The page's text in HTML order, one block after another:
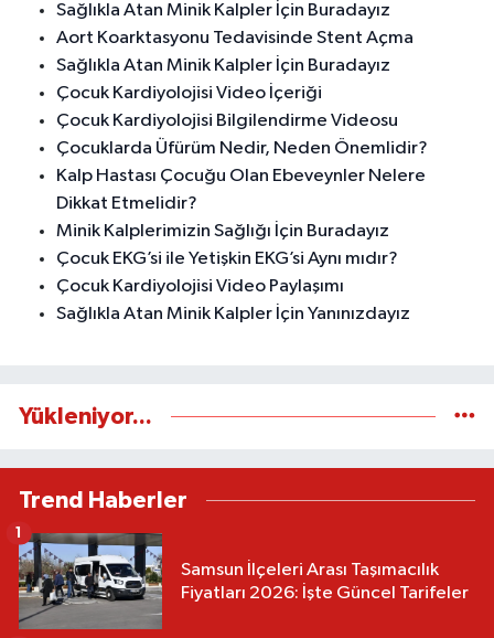
Sağlıkla Atan Minik Kalpler İçin Buradayız
Aort Koarktasyonu Tedavisinde Stent Açma
Sağlıkla Atan Minik Kalpler İçin Buradayız
Çocuk Kardiyolojisi Video İçeriği
Çocuk Kardiyolojisi Bilgilendirme Videosu
Çocuklarda Üfürüm Nedir, Neden Önemlidir?
Kalp Hastası Çocuğu Olan Ebeveynler Nelere
Dikkat Etmelidir?
Minik Kalplerimizin Sağlığı İçin Buradayız
Çocuk EKG’si ile Yetişkin EKG’si Aynı mıdır?
Çocuk Kardiyolojisi Video Paylaşımı
Sağlıkla Atan Minik Kalpler İçin Yanınızdayız
Yükleniyor...
Trend Haberler
Samsun İlçeleri Arası Taşımacılık
Fiyatları 2026: İşte Güncel Tarifeler
1